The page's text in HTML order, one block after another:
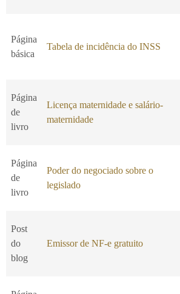
Página
básica
Tabela de incidência do INSS
Página
de
livro
Licença maternidade e salário-
maternidade
Página
de
livro
Poder do negociado sobre o
legislado
Post
do
blog
Emissor de NF-e gratuito